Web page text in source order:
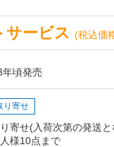
サービス(税込価
年頃発売
り寄せ
寄せ(入荷次第の発送
様10点まで